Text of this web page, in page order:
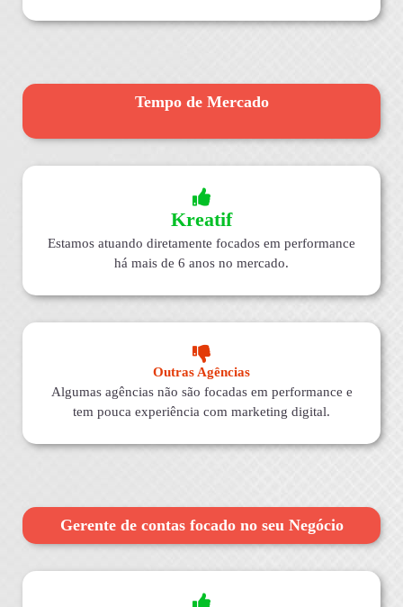
Tempo de Mercado
Kreatif
Estamos atuando diretamente focados em performance
há mais de 6 anos no mercado.
Outras Agências
Algumas agências não são focadas em performance e
tem pouca experiência com marketing digital.
Gerente de contas focado no seu Negócio